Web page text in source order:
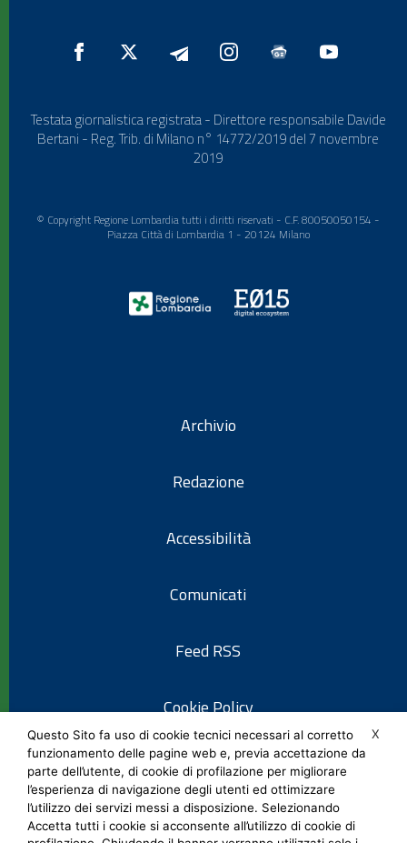
Testata giornalistica registrata - Direttore responsabile Davide
Bertani - Reg. Trib. di Milano n° 14772/2019 del 7 novembre
2019
© Copyright Regione Lombardia tutti i diritti riservati - C.F. 80050050154 -
Piazza Città di Lombardia 1 - 20124 Milano
Archivio
Redazione
Accessibilità
Comunicati
Feed RSS
Cookie Policy
Informativa privacy
Note legali
X
Questo Sito fa uso di cookie tecnici necessari al corretto
funzionamento delle pagine web e, previa accettazione da
parte dell’utente, di cookie di profilazione per migliorare
l’esperienza di navigazione degli utenti ed ottimizzare
l’utilizzo dei servizi messi a disposizione. Selezionando
Accetta tutti i cookie si acconsente all’utilizzo di cookie di